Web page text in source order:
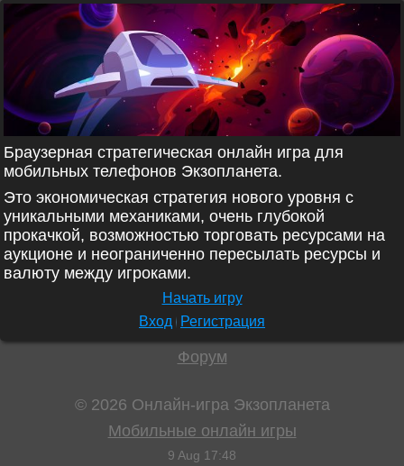
Браузерная стратегическая онлайн игра для
мобильных телефонов Экзопланета.
Это экономическая стратегия нового уровня с
уникальными механиками, очень глубокой
прокачкой, возможностью торговать ресурсами на
аукционе и неограниченно пересылать ресурсы и
валюту между игроками.
Начать игру
Вход
Регистрация
Форум
© 2026 Онлайн-игра Экзопланета
Мобильные онлайн игры
9 Aug 17:48